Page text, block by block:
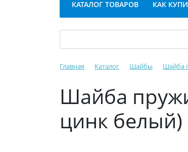
КАТАЛОГ ТОВАРОВ КАК
Главная Каталог Шайбы Шайба
Шайба
цинк белый)